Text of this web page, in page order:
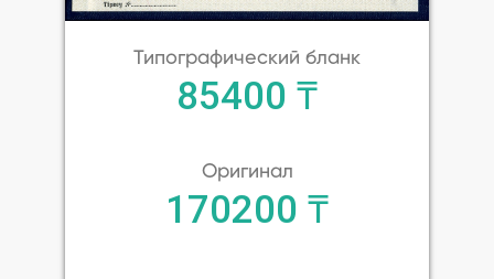
Типографический бланк
85400 ₸
Оригинал
170200 ₸